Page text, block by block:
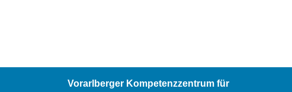
Vorarlberger Kompetenzzentrum für